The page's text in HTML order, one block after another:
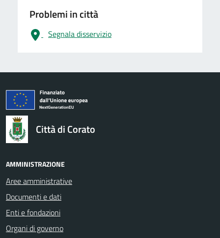
Problemi in città
Segnala disservizio
logo Unione Europea
Città di Corato
AMMINISTRAZIONE
Aree amministrative
Documenti e dati
Enti e fondazioni
Organi di governo